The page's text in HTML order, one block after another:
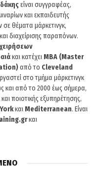
είναι συγγραφέας,
και εκπαιδευτής
θέματα μάρκετινγκ,
διαχείρισης παραπόνων.
και κατέχει MBA (Master
από το Cleveland
στο τμήμα μάρκετινγκ
και από το 2000 έως σήμερα,
ποιοτικής εξυπηρέτησης,
και Mediterranean. Είναι
και